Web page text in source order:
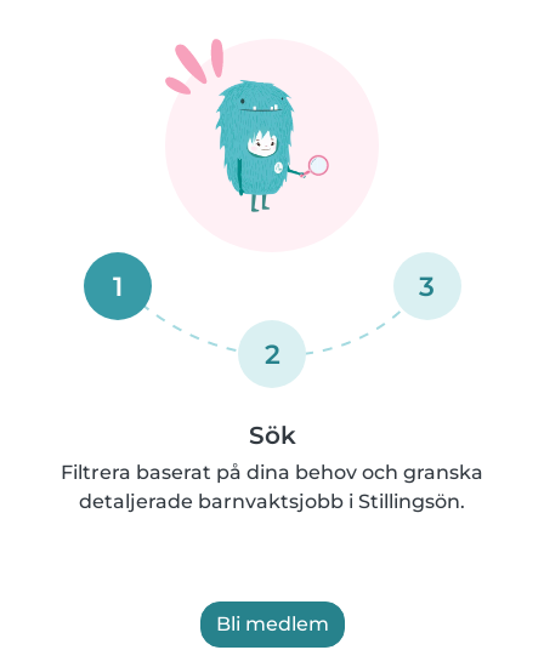
1
2
3
Sök
Filtrera baserat på dina behov och granska
detaljerade barnvaktsjobb i Stillingsön.
Bli medlem